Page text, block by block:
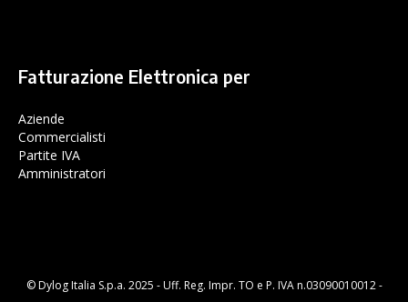
Fatturazione Elettronica per
Aziende
Commercialisti
Partite IVA
Amministratori
© Dylog Italia S.p.a. 2025 - Uff. Reg. Impr. TO e P. IVA n.03090010012 -